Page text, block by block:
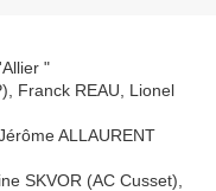
"
Franck REAU, Lionel
ALLAURENT
SKVOR (AC Cusset),